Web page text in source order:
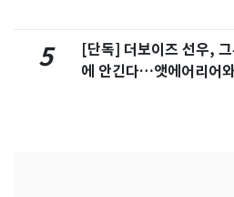
5
[단독] 더보이즈 선우,
에 안긴다…앳에어리어